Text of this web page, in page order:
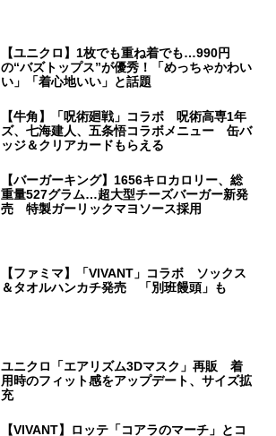
【ユニクロ】1枚でも重ね着でも…990円
の“バズトップス”が優秀！「めっちゃかわい
い」「着心地いい」と話題
【牛角】「呪術廻戦」コラボ 呪術高専1年
ズ、七海建人、五条悟コラボメニュー 缶バ
ッジ＆クリアカードもらえる
【バーガーキング】1656キロカロリー、総
重量527グラム…超大型チーズバーガー新発
売 特製ガーリックマヨソース採用
【ファミマ】「VIVANT」コラボ ソックス
＆タオルハンカチ発売 「別班饅頭」も
ユニクロ「エアリズム3Dマスク」再販 着
用時のフィット感をアップデート、サイズ拡
充
【VIVANT】ロッテ「コアラのマーチ」とコ